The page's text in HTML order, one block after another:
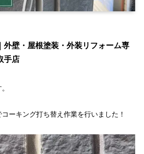
外壁・屋根塗装・外装リフォーム専
手店
ーキング打ち替え作業を行いました！